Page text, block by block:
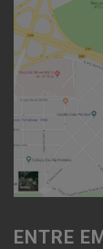
ENTRE